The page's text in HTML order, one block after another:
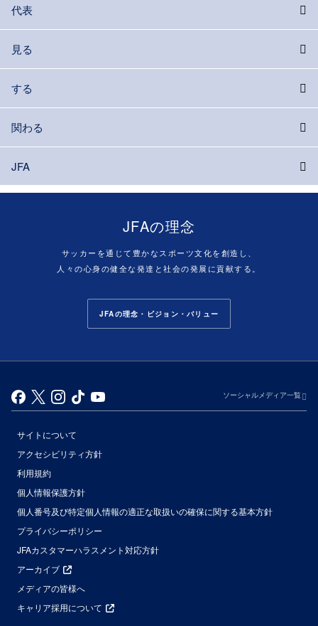
代表
見る
する
関わる
JFA
JFAの理念
サッカーを通じて豊かなスポーツ文化を創造し、
人々の心身の健全な発達と社会の発展に貢献する。
JFAの理念・ビジョン・バリュー
ソーシャルメディア一覧
サイトについて
アクセシビリティ方針
利用規約
個人情報保護方針
個人番号及び特定個人情報の適正な取扱いの確保に関する基本方針
プライバシーポリシー
JFAカスタマーハラスメント対応方針
アーカイブ
メディアの皆様へ
キャリア採用について